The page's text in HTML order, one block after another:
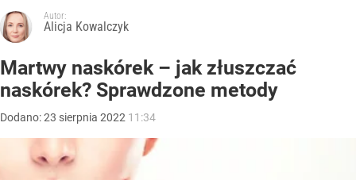
Autor:
Alicja Kowalczyk
Martwy naskórek – jak złuszczać
naskórek? Sprawdzone metody
Dodano:23 sierpnia 2022 11:34